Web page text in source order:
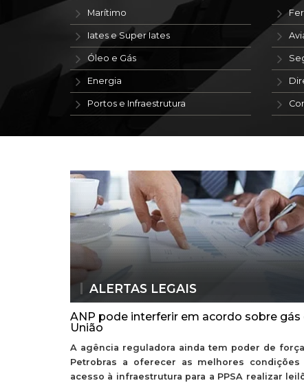
Marítimo
Iates e Super Iates
Óleo e Gás
Energia
Portos e Infraestrutura
ALERTAS LEGAIS
ANP pode interferir em acordo sobre gás
União
A agência reguladora ainda tem poder de
Petrobras a oferecer as melhores condições
acesso à infraestrutura para a PPSA realizar